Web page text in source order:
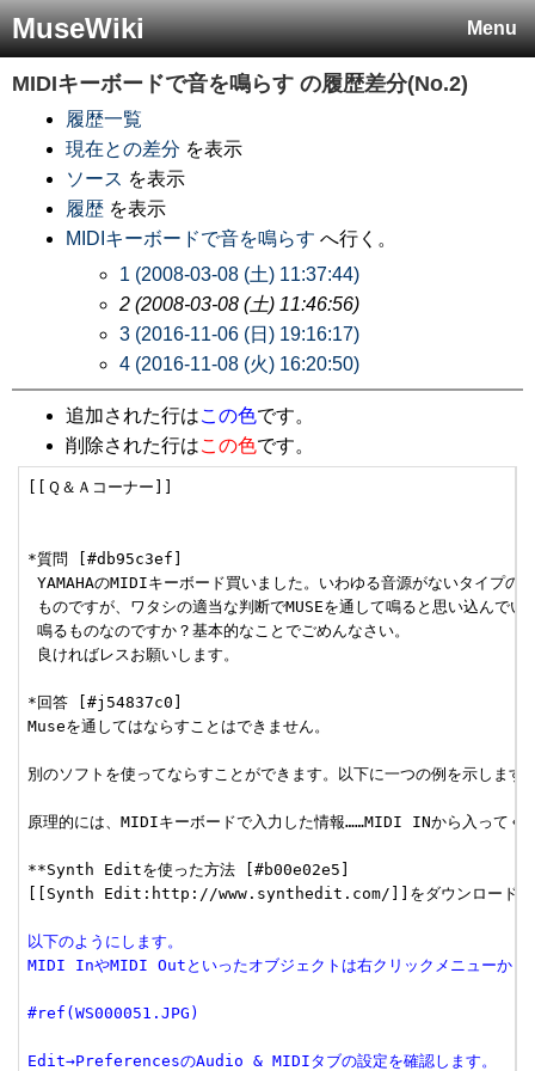
Menu
MuseWiki
MIDIキーボードで音を鳴らす の履歴差分(No.2)
履歴一覧
現在との差分 を表示
ソース を表示
履歴 を表示
MIDIキーボードで音を鳴らす へ行く。
1 (2008-03-08 (土) 11:37:44)
2 (2008-03-08 (土) 11:46:56)
3 (2016-11-06 (日) 19:16:17)
4 (2016-11-08 (火) 16:20:50)
追加された行はこの色です。
削除された行はこの色です。
[[Ｑ＆Ａコーナー]]
*質問 [#db95c3ef]
YAMAHAのMIDIキーボード買いました。いわゆる音源がないタイプの
ものですが、ワタシの適当な判断でMUSEを通して鳴ると思い込んでい
鳴るものなのですか？基本的なことでごめんなさい。
良ければレスお願いします。
*回答 [#j54837c0]
Museを通してはならすことはできません。
別のソフトを使ってならすことができます。以下に一つの例を示します
原理的には、MIDIキーボードで入力した情報……MIDI INから入ってく
**Synth Editを使った方法 [#b00e02e5]
[[Synth Edit:http://www.synthedit.com/]]をダウンロードし
以下のようにします。
MIDI InやMIDI Outといったオブジェクトは右クリックメニューから
#ref(WS000051.JPG)
Edit→PreferencesのAudio & MIDIタブの設定を確認します。